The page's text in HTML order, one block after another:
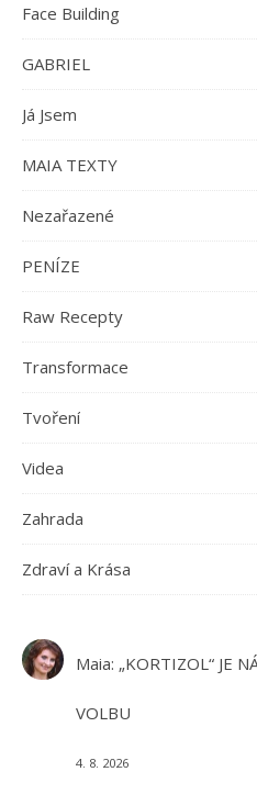
Face Building
GABRIEL
Já Jsem
MAIA TEXTY
Nezařazené
PENÍZE
Raw Recepty
Transformace
Tvoření
Videa
Zahrada
Zdraví a Krása
Maia: „KORTIZOL“ JE
VOLBU
4. 8. 2026